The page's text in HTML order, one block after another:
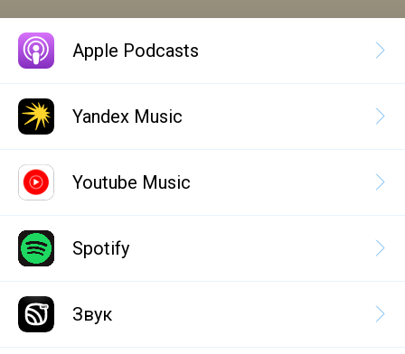
Apple Podcasts
Yandex Music
Youtube Music
Spotify
Звук